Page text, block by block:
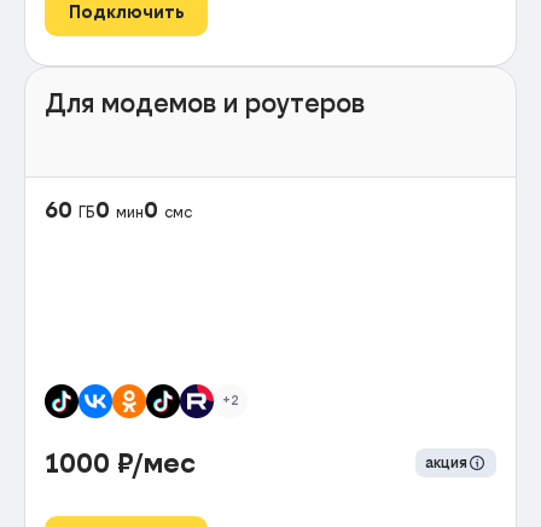
Подключить
Для модемов и роутеров
60 ГБ0 мин0 смс
+2
1000 ₽/мес акция